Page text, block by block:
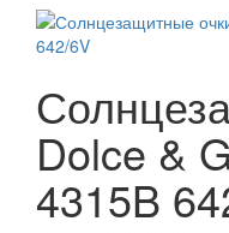
Dolce &
4315B